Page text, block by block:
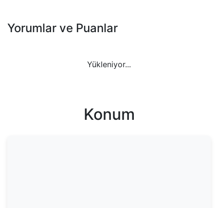
Yorumlar ve Puanlar
Yükleniyor...
Konum